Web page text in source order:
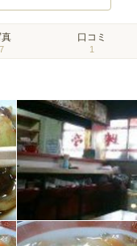
7
口コミ
1